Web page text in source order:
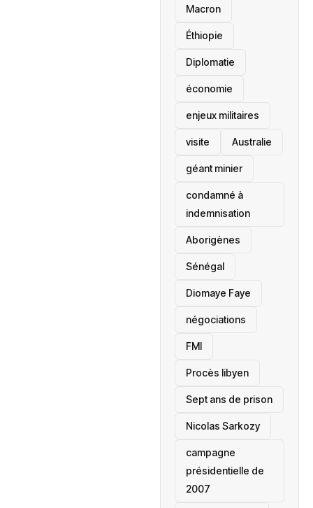
Macron
Éthiopie
Diplomatie
économie
enjeux militaires
visite ‎Australie
géant minier
condamné à
indemnisation
Aborigènes
Sénégal
Diomaye Faye
négociations
FMI
Procès libyen
Sept ans de prison
Nicolas Sarkozy
campagne
présidentielle de
2007